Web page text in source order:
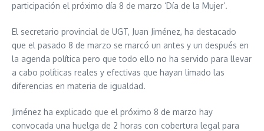
participación el próximo día 8 de marzo ‘Día de la Mujer’.
El secretario provincial de UGT, Juan Jiménez, ha destacado
que el pasado 8 de marzo se marcó un antes y un después en
la agenda política pero que todo ello no ha servido para llevar
a cabo políticas reales y efectivas que hayan limado las
diferencias en materia de igualdad.
Jiménez ha explicado que el próximo 8 de marzo hay
convocada una huelga de 2 horas con cobertura legal para